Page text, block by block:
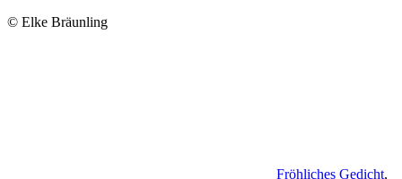
© Elke Bräunling
Fröhliches Gedicht,